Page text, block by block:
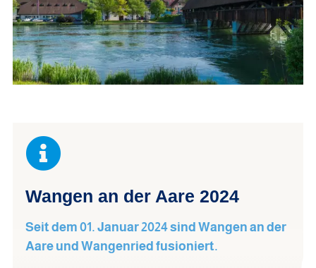
Wangen an der Aare 2024
Seit dem 01. Januar 2024 sind Wangen an der
Aare und Wangenried fusioniert.